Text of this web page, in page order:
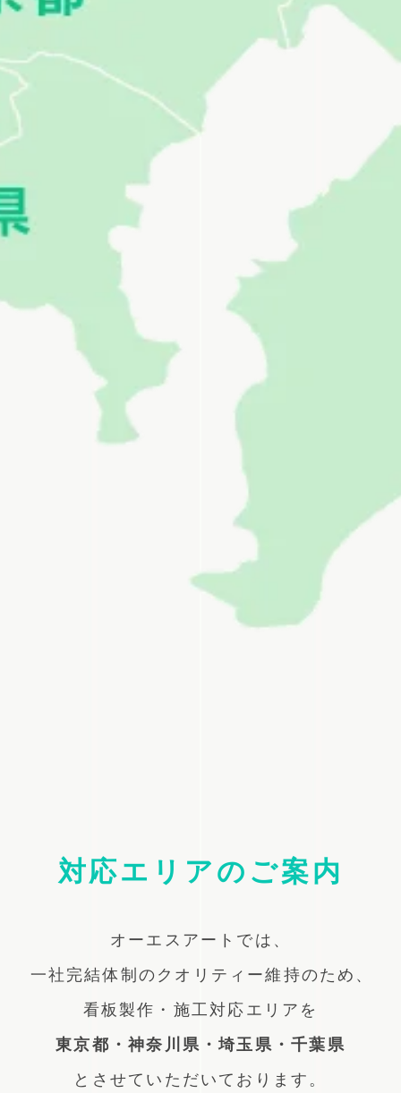
対応エリアのご案内
オーエスアートでは、
一社完結体制のクオリティー維持のため、
看板製作・施工対応エリアを
東京都・神奈川県・埼玉県・千葉県
とさせていただいております。